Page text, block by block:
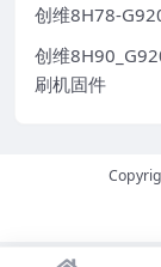
创维8H78-
创维
刷机固件